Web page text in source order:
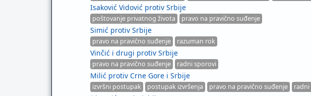
Isaković Vidović protiv Srbije
poštovanje privatnog života pravo na pravično suđenje
Simić protiv Srbije
pravo na pravično suđenje razuman rok
Vinčić i drugi protiv Srbije
pravo na pravično suđenje radni sporovi
Milić protiv Crne Gore i Srbije
izvršni postupak postupak izvršenja pravo na pravično suđenje radni